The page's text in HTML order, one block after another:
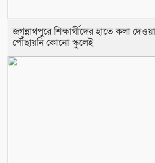
জগন্নাথপুরে শিক্ষার্থীদের হাতে কলা
পৌঁছায়নি কোনো স্কুলেই